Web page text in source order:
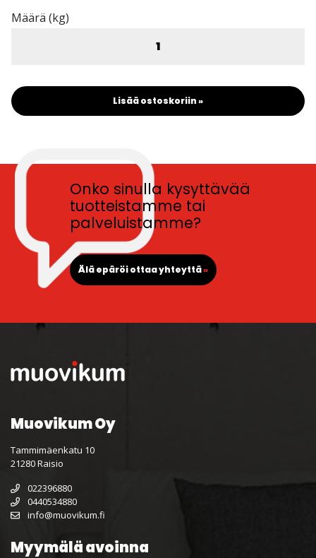
Määrä (kg)
Lisää ostoskoriin »
Onko sinulla kysyttävää
tuotteistamme tai
palveluistamme?
Älä epäröi ottaa yhteyttä»
Muovikum Oy
Tammimäenkatu 10
21280 Raisio
022396880
0440534880
info@muovikum.fi
Myymälä avoinna